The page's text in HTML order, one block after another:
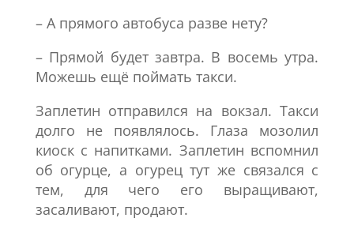
– А прямого автобуса разве нету?
– Прямой будет завтра. В восемь утра.
Можешь ещё поймать такси.
Заплетин отправился на вокзал. Такси
долго не появлялось. Глаза мозолил
киоск с напитками. Заплетин вспомнил
об огурце, а огурец тут же связался с
тем, для чего его выращивают,
засаливают, продают.